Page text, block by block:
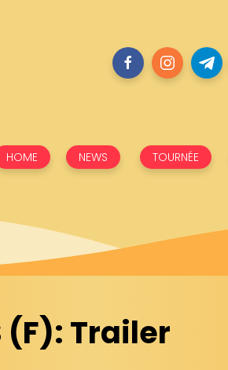
HOME NEWS TOURNÉE
(F): Trailer